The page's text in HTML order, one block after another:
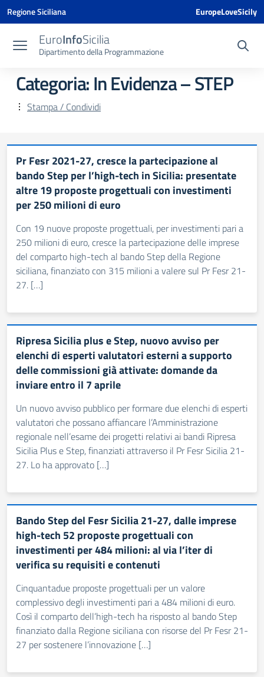
Vai ai contenuti
Vai al menu di navigazione
Vai al footer
Vai al banner delle Cookie Policy
Regione Siciliana EuropeLoveSicily
EuroInfoSicilia
Dipartimento della Programmazione
Categoria:In Evidenza – STEP
Stampa / Condividi
Pr Fesr 2021-27, cresce la partecipazione al
bando Step per l’high-tech in Sicilia: presentate
altre 19 proposte progettuali con investimenti
per 250 milioni di euro
Con 19 nuove proposte progettuali, per investimenti pari a
250 milioni di euro, cresce la partecipazione delle imprese
del comparto high-tech al bando Step della Regione
siciliana, finanziato con 315 milioni a valere sul Pr Fesr 21-
27. […]
Ripresa Sicilia plus e Step, nuovo avviso per
elenchi di esperti valutatori esterni a supporto
delle commissioni già attivate: domande da
inviare entro il 7 aprile
Un nuovo avviso pubblico per formare due elenchi di esperti
valutatori che possano affiancare l’Amministrazione
regionale nell’esame dei progetti relativi ai bandi Ripresa
Sicilia Plus e Step, finanziati attraverso il Pr Fesr Sicilia 21-
27. Lo ha approvato […]
Bando Step del Fesr Sicilia 21-27, dalle imprese
high-tech 52 proposte progettuali con
investimenti per 484 milioni: al via l’iter di
verifica su requisiti e contenuti
Cinquantadue proposte progettuali per un valore
complessivo degli investimenti pari a 484 milioni di euro.
Così il comparto dell’high-tech ha risposto al bando Step
finanziato dalla Regione siciliana con risorse del Pr Fesr 21-
27 per sostenere l’innovazione […]